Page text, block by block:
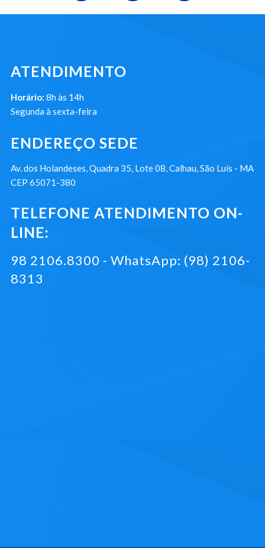
ATENDIMENTO
Horário: 8h às 14h
Segunda à sexta-feira
ENDEREÇO SEDE
Av. dos Holandeses, Quadra 35, Lote 08, Calhau, São Luís - MA
CEP 65071-380
TELEFONE ATENDIMENTO ON-
LINE:
98 2106.8300 - WhatsApp: (98) 2106-
8313